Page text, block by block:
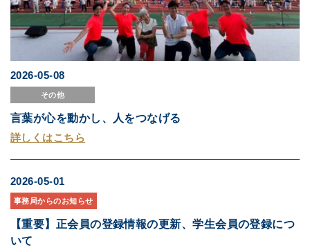
2026-05-08
その他
言葉が心を動かし、人をつなげる
詳しくはこちら
2026-05-01
事務局からのお知らせ
【重要】正会員の登録情報の更新、学生会員の登録につ
いて